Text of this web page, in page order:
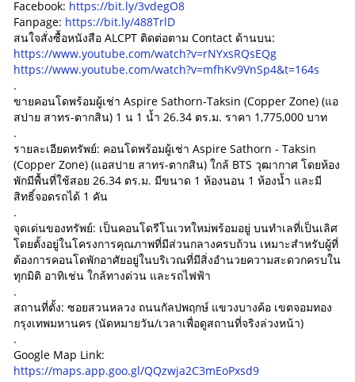
Facebook: https://bit.ly/3vdegO8
Fanpage: https://bit.ly/488TrlD
สนใจสั่งซื้อหนังสือ ALCPT ติดต่อตาม Contact ด้านบน:
https://www.youtube.com/watch?v=rNYxsRQsEQg
https://www.youtube.com/watch?v=mfhKv9VnSp4&t=164s
.
ขายคอนโดพร้อมผู้เช่า Aspire Sathorn-Taksin (Copper Zone) (แอ
สปาย สาทร-ตากสิน) 1 น 1 น้ำ 26.34 ตร.ม. ราคา 1,775,000 บาท
.
รายละเอียดทรัพย์: คอนโดพร้อมผู้เช่า Aspire Sathorn - Taksin
(Copper Zone) (แอสปาย สาทร-ตากสิน) ใกล้ BTS วุฒากาศ โดยห้อง
พักมีพื้นที่ใช้สอย 26.34 ตร.ม. มีขนาด 1 ห้องนอน 1 ห้องน้ำ และมี
สิทธิ์จอดรถได้ 1 คัน
.
จุดเด่นของทรัพย์: เป็นคอนโดรีโนเวทใหม่พร้อมอยู่ บนทำเลที่เป็นเลิศ
โดยตั้งอยู่ในโครงการคุณภาพที่มีส่วนกลางครบถ้วน เหมาะสำหรับผู้ที่
ต้องการคอนโดพักอาศัยอยู่ในบริเวณที่มีสิ่งอำนวยความสะดวกครบใน
ทุกมิติ อาทิเช่น ใกล้ทางด่วน และรถไฟฟ้า
.
สถานที่ตั้ง: ซอยสวนหลวง ถนนกัลปพฤกษ์ แขวงบางค้อ เขตจอมทอง
กรุงเทพมหานคร (นัดหมายวัน/เวลาเพื่อดูสถานที่จริงล่วงหน้า)
.
Google Map Link:
https://maps.app.goo.gl/QQzwja2C3mEoPxsd9